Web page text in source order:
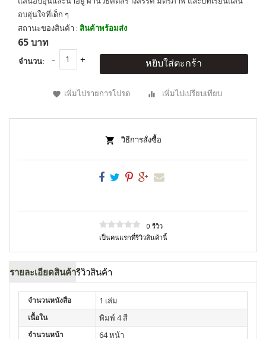
อบอุ่นใจที่เด็ก ๆ
สถานะของสินค้า : สินค้าพร้อมส่ง
65 บาท
จำนวน: หยิบใส่ตะกร้า
เพิ่มไปรายการโปรด เพิ่มไปเปรียบเทียบ
วิธีการสั่งซื้อ
0 รีวิว
เป็นคนแรกที่รีวิวสินค้านี้
รายละเอียดสินค้ารีวิวสินค้า
จำนวนหนังสือ 1 เล่ม
เนื้อใน พิมพ์ 4 สี
จำนวนหน้า 64 หน้า